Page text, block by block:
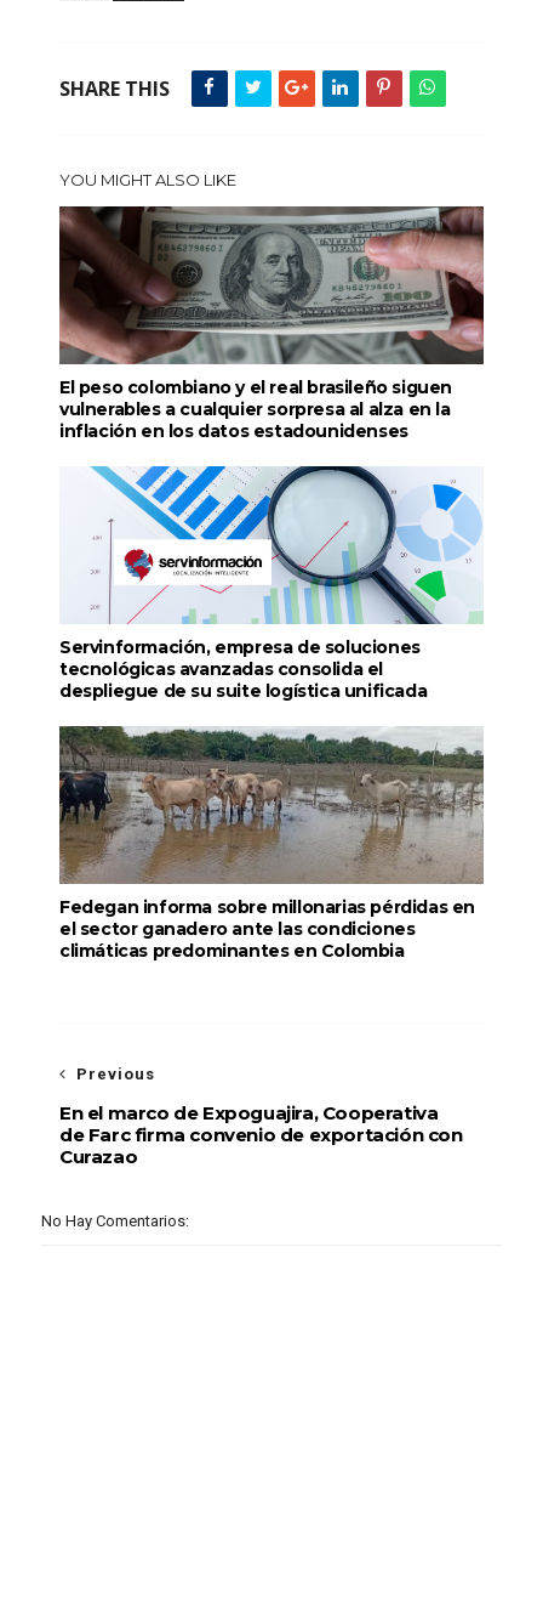
SHARE THIS
YOU MIGHT ALSO LIKE
El peso colombiano y el real brasileño siguen
vulnerables a cualquier sorpresa al alza en la
inflación en los datos estadounidenses
Servinformación, empresa de soluciones
tecnológicas avanzadas consolida el
despliegue de su suite logística unificada
Fedegan informa sobre millonarias pérdidas en
el sector ganadero ante las condiciones
climáticas predominantes en Colombia
Previous
En el marco de Expoguajira, Cooperativa
de Farc firma convenio de exportación con
Curazao
No Hay Comentarios: